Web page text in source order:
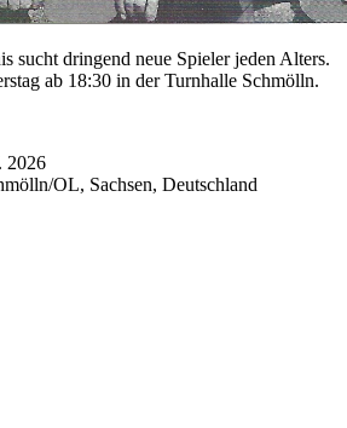
sucht dringend neue Spieler jeden Alters.
ab 18:30 in der Turnhalle Schmölln.
2026
OL, Sachsen, Deutschland